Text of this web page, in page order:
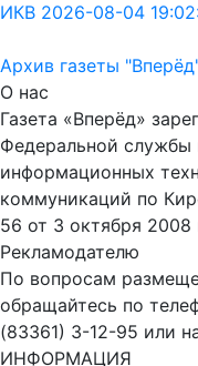
ИКВ 2026-08-04
Архив газеты
О нас
Газета «Вперёд»
Федеральной службы
информационных
коммуникаций по
56 от 3 октября 2008
Рекламодателю
По вопросам
обращайтесь по
(83361) 3-12-95 или
ИНФОРМАЦИЯ